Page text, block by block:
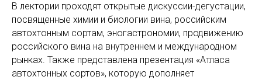
В лектории проходят открытые дискуссии-дегустации,
посвященные химии и биологии вина, российским
автохтонным сортам, эногастрономии, продвижению
российского вина на внутреннем и международном
рынках. Также представлена презентация «Атласа
автохтонных сортов», которую дополняет